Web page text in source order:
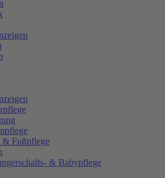
& Fußpflege
& Babypflege